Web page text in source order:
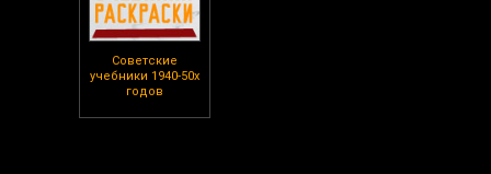
Советские
учебники 1940-50х
годов